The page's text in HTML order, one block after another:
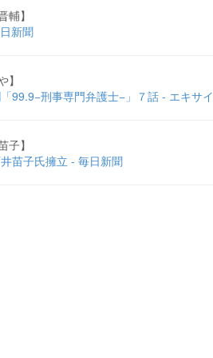
】
新聞
99.9−刑事専門弁護士−」７話 - エキサ
】
苗子氏擁立 - 毎日新聞